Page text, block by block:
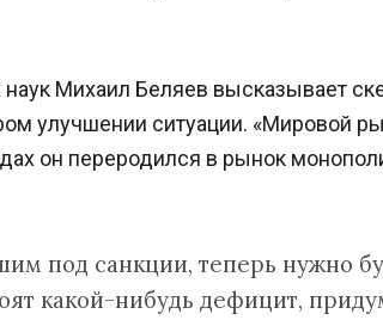
Михаил Беляев высказывает
улучшении ситуации. «Мировой
он переродился в рынок
под санкции, теперь нужно
какой-нибудь дефицит,